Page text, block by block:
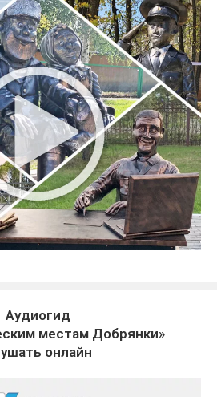
Аудиогид
местам Добрянки»
онлайн